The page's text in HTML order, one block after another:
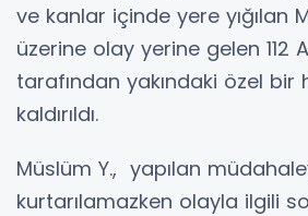
ve kanlar içinde yere yığılan
üzerine olay yerine gelen 112
tarafından yakındaki özel bir
kaldırıldı.
Müslüm Y., yapılan
kurtarılamazken olayla ilgili